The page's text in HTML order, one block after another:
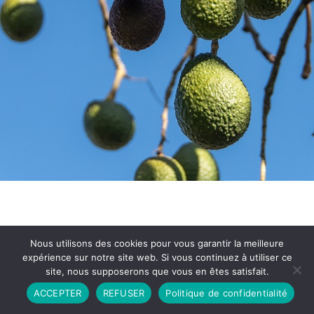
Partenariat Contact
Politique de Confidentialité
CGU
Copyright © 2026 - Propulsé par DIEUDUDIABLE
Nous utilisons des cookies pour vous garantir la meilleure
expérience sur notre site web. Si vous continuez à utiliser ce
site, nous supposerons que vous en êtes satisfait.
ACCEPTER
REFUSER Politique de confidentialité